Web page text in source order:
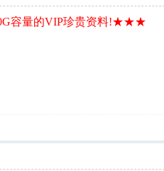
容量的VIP珍贵资料!★★★